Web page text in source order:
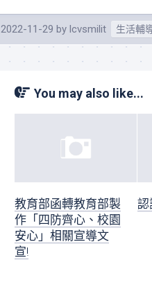
2022-11-29 by lcvsmilit 生活輔
You may also like...
教育部函轉教育部製
作「四防齊心、校園
安心」相關宣導文
宣!
認